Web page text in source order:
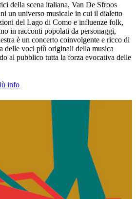
della scena italiana, Van De Sfroos
un universo musicale in cui il dialetto
del Lago di Como e influenze folk,
in racconti popolati da personaggi,
è un concerto coinvolgente e ricco di
delle voci più originali della musica
al pubblico tutta la forza evocativa delle
info